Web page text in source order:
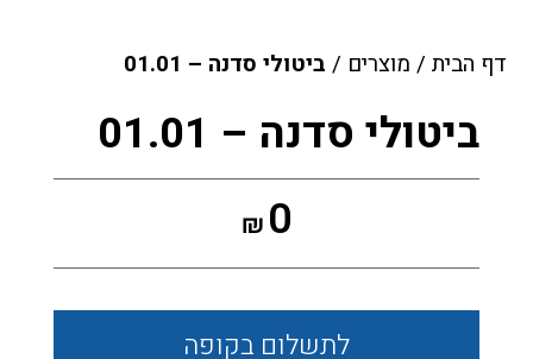
דף הבית / מוצרים / ביטולי סדנה – 01.01
ביטולי סדנה – 01.01
₪0
לתשלום בקופה